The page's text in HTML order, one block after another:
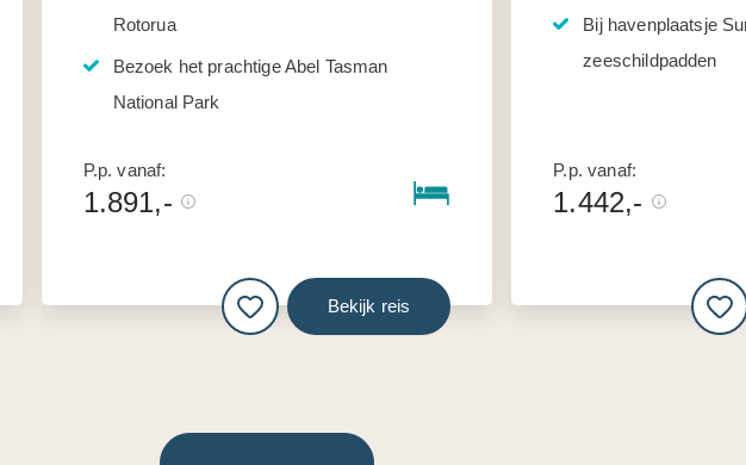
Rotorua
Bezoek het prachtige Abel Tasman
National Park
P.p. vanaf:
1.891,-
Bekijk reis
Bij havenplaatsje
zeeschildpadden
P.p. vanaf:
1.442,-